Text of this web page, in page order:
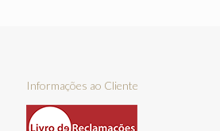
Informações ao Cliente